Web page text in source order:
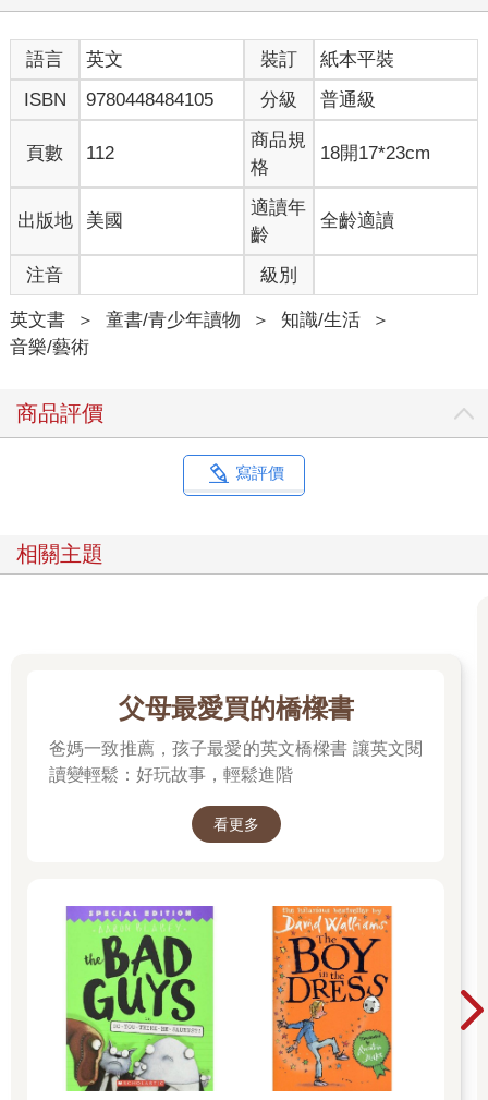
語言 英文 裝訂
紙本平裝
ISBN
9780448484105 分級 普通級
頁數 112
商品規
格
18開17*23cm
出版地 美國
適讀年
齡
全齡適讀
注音 級別
英文書 ＞ 童書/青少年讀物 ＞ 知識/生活
＞
音樂/藝術
商品評價
寫評價
相關主題
父母最愛買的橋樑書
爸媽一致推薦，孩子最愛的英文橋樑書 讓英文閱
讀變輕鬆：好玩故事，輕鬆進階
看更多